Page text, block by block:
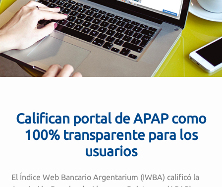
Califican portal de APAP como
100% transparente para los
usuarios
El Índice Web Bancario Argentarium (IWBA) calificó la